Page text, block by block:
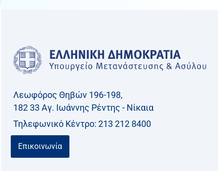
Λεωφόρος Θηβών 196-198,
182 33 Aγ. Ιωάννης Ρέντης - Νίκαια
Τηλεφωνικό Kέντρο: 213 212 8400
Επικοινωνία